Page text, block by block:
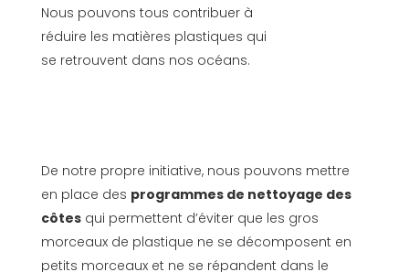
Nous pouvons tous contribuer à
réduire les matières plastiques qui
se retrouvent dans nos océans.
De notre propre initiative, nous pouvons mettre
en place des programmes de nettoyage des
côtes qui permettent d’éviter que les gros
morceaux de plastique ne se décomposent en
petits morceaux et ne se répandent dans le